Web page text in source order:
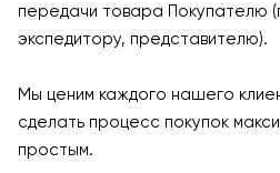
передачи товара Покупателю
экспедитору, представителю).
Мы ценим каждого нашего
сделать процесс покупок
простым.